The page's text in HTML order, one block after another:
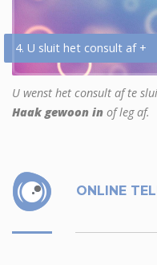
4. U sluit het consult af +
U wenst het consult af te
Haak gewoon in of leg af.
ONLINE